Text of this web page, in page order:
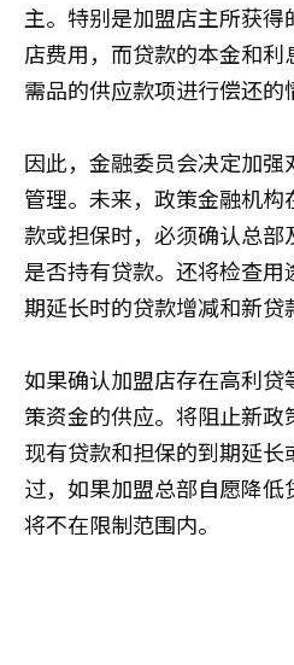
主。特别是加盟店主所获
店费用，而贷款的本金和
需品的供应款项进行偿还的
因此，金融委员会决定加
管理。未来，政策金融机
款或担保时，必须确认总
是否持有贷款。还将检查
期延长时的贷款增减和新贷
如果确认加盟店存在高利
策资金的供应。将阻止新
现有贷款和担保的到期延
过，如果加盟总部自愿降低
将不在限制范围内。